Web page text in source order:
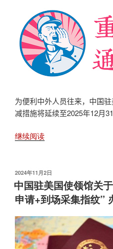
办
理
系
统
使
用
南”
为便利中外人员往来，中国
减措施将延续至2025年12月31
继续阅读“驻
使
馆
将
延
长
阶
段
发
布
于
2024年11月2日
中国驻美国使领馆关
申请+到场采集指纹”